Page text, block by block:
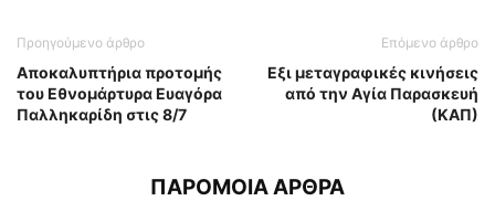
Προηγούμενο άρθρο
Αποκαλυπτήρια προτομής
του Εθνομάρτυρα Ευαγόρα
Παλληκαρίδη στις 8/7
Επόμενο άρθρο
Εξι μεταγραφικές κινήσεις
από την Αγία Παρασκευή
(ΚΑΠ)
ΠΑΡΟΜΟΙΑ ΑΡΘΡΑ